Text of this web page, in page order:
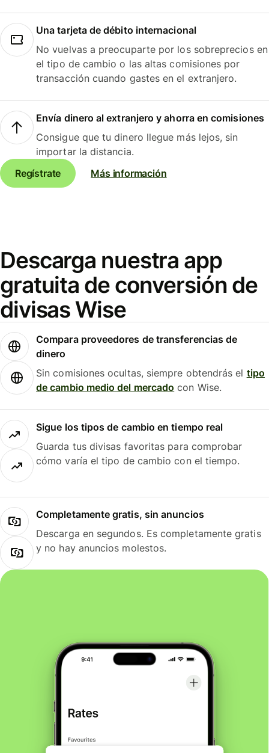
Una tarjeta de débito internacional
No vuelvas a preocuparte por los sobreprecios en
el tipo de cambio o las altas comisiones por
transacción cuando gastes en el extranjero.
Envía dinero al extranjero y ahorra en comisiones
Consigue que tu dinero llegue más lejos, sin
importar la distancia.
Regístrate
Más información
Descarga nuestra app
gratuita de conversión de
divisas Wise
Compara proveedores de transferencias de
dinero
Sin comisiones ocultas, siempre obtendrás el tipo
de cambio medio del mercado con Wise.
Sigue los tipos de cambio en tiempo real
Guarda tus divisas favoritas para comprobar
cómo varía el tipo de cambio con el tiempo.
Completamente gratis, sin anuncios
Descarga en segundos. Es completamente gratis
y no hay anuncios molestos.